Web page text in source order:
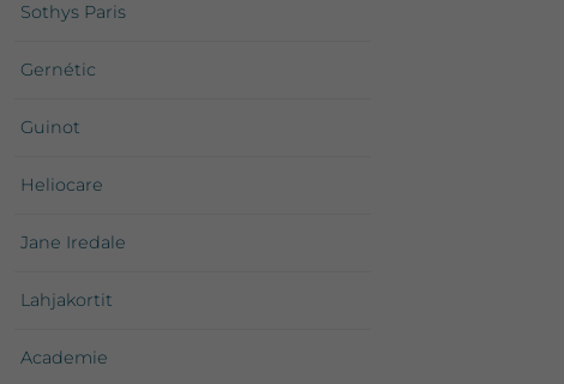
Sothys Paris
Gernétic
Guinot
Heliocare
Jane Iredale
Lahjakortit
Academie